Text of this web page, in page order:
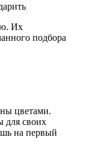
Их
подбора
цветами.
для своих
на первый